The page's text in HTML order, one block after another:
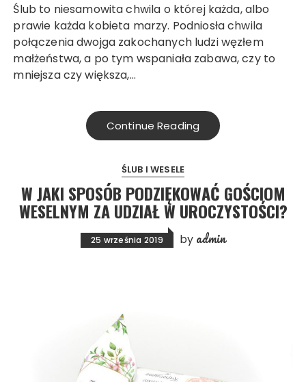
Ślub to niesamowita chwila o której każda, albo
prawie każda kobieta marzy. Podniosła chwila
połączenia dwojga zakochanych ludzi węzłem
małżeństwa, a po tym wspaniała zabawa, czy to
mniejsza czy większa,…
Continue Reading
ŚLUB I WESELE
W JAKI SPOSÓB PODZIĘKOWAĆ GOŚCIOM
WESELNYM ZA UDZIAŁ W UROCZYSTOŚCI?
25 września 2019 by admin